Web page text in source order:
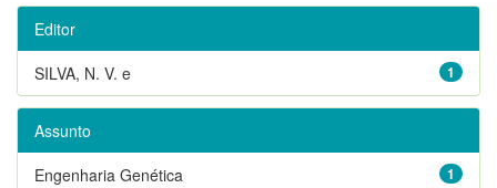
Editor
1
SILVA, N. V. e
Assunto
1
Engenharia Genética